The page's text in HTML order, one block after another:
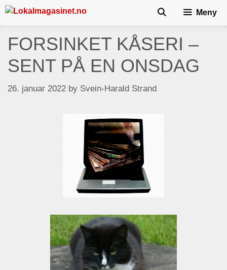
Skip
Meny
FORSINKET KÅSERI –
SENT PÅ EN ONSDAG
26. januar 2022 by Svein-Harald Strand